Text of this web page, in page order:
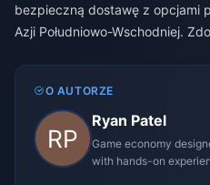
bezpieczną dostawę z opcjami
Azji Południowo-Wschodniej.
O AUTORZE
Ryan Patel
Game economy
with hands-on